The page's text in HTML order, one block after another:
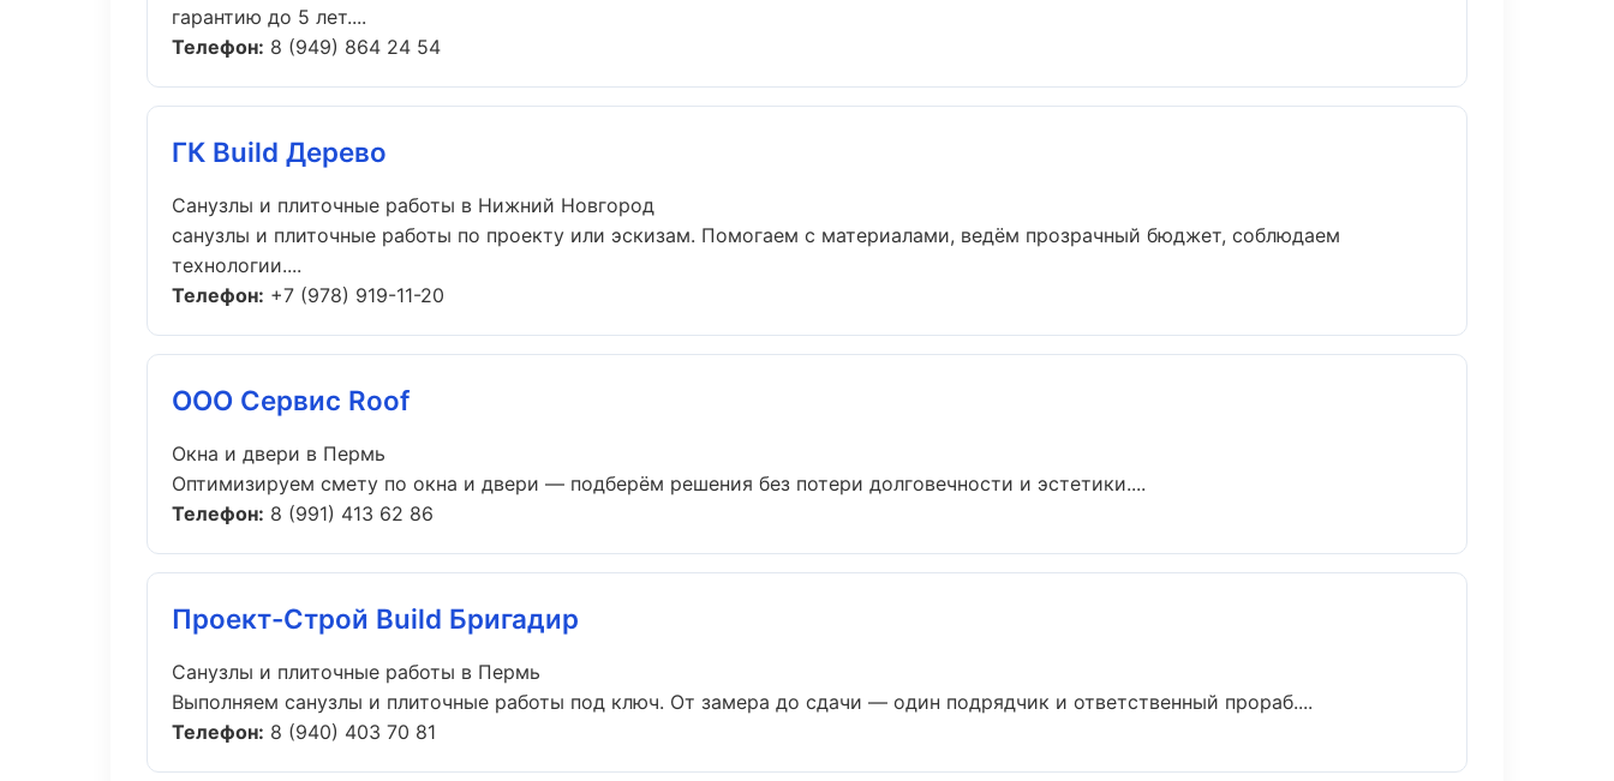
гарантию до 5 лет....
Телефон: 8 (949) 864 24 54
ГК Build Дерево
Санузлы и плиточные работы в Нижний Новгород
санузлы и плиточные работы по проекту или эскизам. Помогаем с материалами, ведём прозрачный бюджет, соблюдаем
технологии....
Телефон: +7 (978) 919-11-20
ООО Сервис Roof
Окна и двери в Пермь
Оптимизируем смету по окна и двери — подберём решения без потери долговечности и эстетики....
Телефон: 8 (991) 413 62 86
Проект-Строй Build Бригадир
Санузлы и плиточные работы в Пермь
Выполняем санузлы и плиточные работы под ключ. От замера до сдачи — один подрядчик и ответственный прораб....
Телефон: 8 (940) 403 70 81